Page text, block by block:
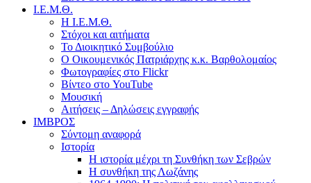
Ι.Ε.Μ.Θ.
Η Ι.Ε.Μ.Θ.
Στόχοι και αιτήματα
Το Διοικητικό Συμβούλιο
Ο Οικουμενικός Πατριάρχης κ.κ. Βαρθολομαίος
Φωτογραφίες στο Flickr
Βίντεο στο YouTube
Μουσική
Αιτήσεις – Δηλώσεις εγγραφής
ΙΜΒΡΟΣ
Σύντομη αναφορά
Ιστορία
Η ιστορία μέχρι τη Συνθήκη των Σεβρών
Η συνθήκη της Λωζάνης